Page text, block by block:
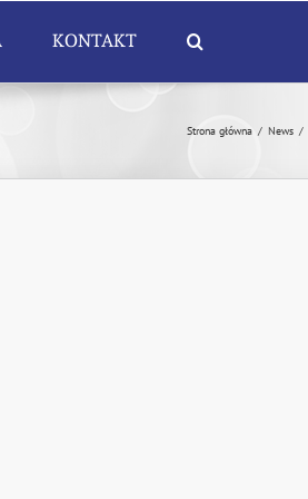
KONTAKT
Strona główna / News /